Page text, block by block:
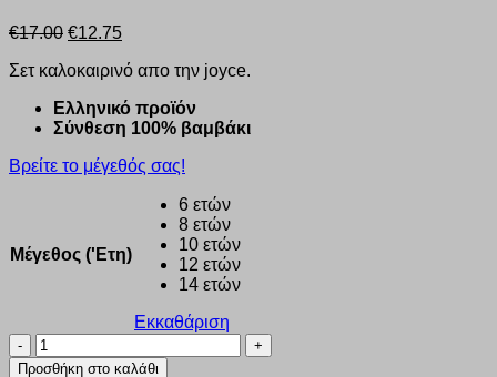
€17.00 Original
was:
€12.75Η
τιμή
€12.75.
Σετ καλοκαιρινό απο την joyce.
Ελληνικό προϊόν
Σύνθεση 100% βαμβάκι
Βρείτε το μέγεθός σας!
Μέγεθος ('Ετη)
6 ετών
8 ετών
10 ετών
12 ετών
14 ετών
Εκκαθάριση
Σετ
αγόρι
Προσθήκη στο καλάθι